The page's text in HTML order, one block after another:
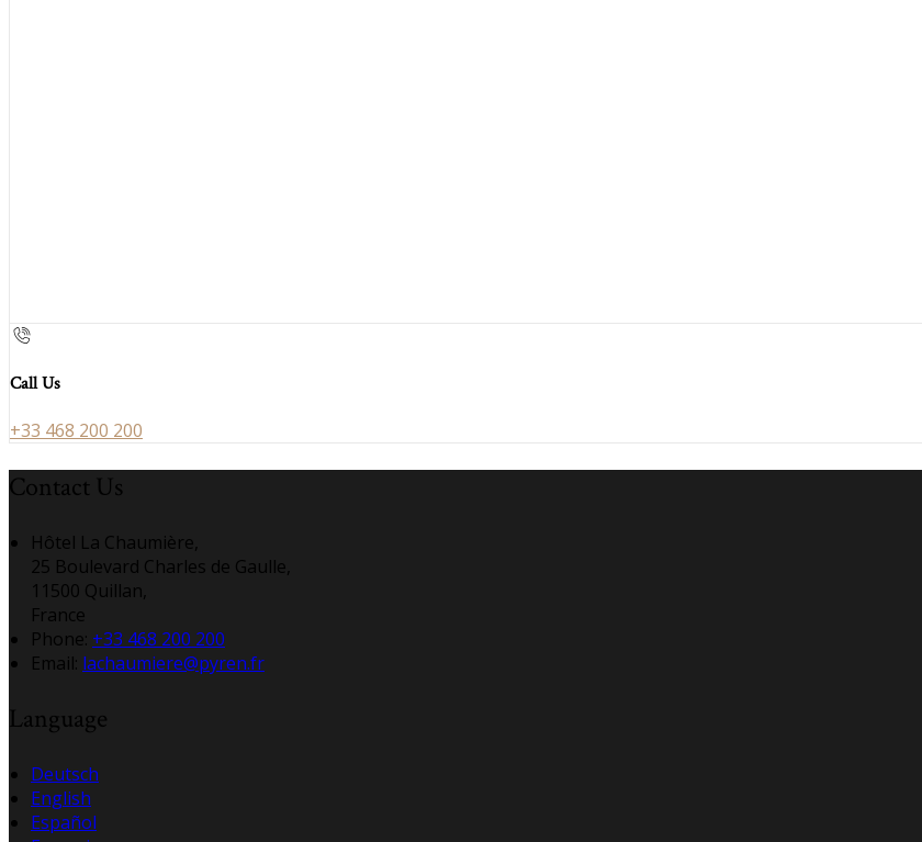
Call Us
+33 468 200 200
Contact Us
Hôtel La Chaumière,
25 Boulevard Charles de Gaulle,
11500 Quillan,
France
Phone: +33 468 200 200
Email: lachaumiere@pyren.fr
Language
Deutsch
English
Español